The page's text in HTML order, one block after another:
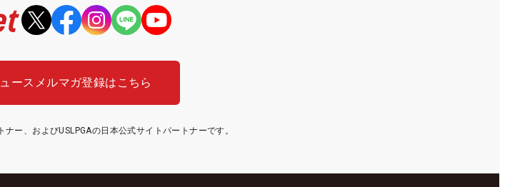
ース メルマガ登録はこちら
ー、およびUSLPGAの日本公式サイトパートナーです。